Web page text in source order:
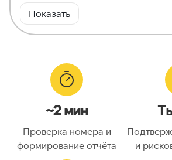
RFC3966
формат:
Тип номера:
Оператор связи:
Национальный
Код страны:
Показать
~2 мин
Проверка номера и
формирование отчёта
и